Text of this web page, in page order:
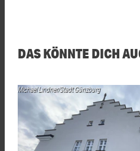
DAS KÖNNTE DICH
Michael Lindner/Stadt Günzburg